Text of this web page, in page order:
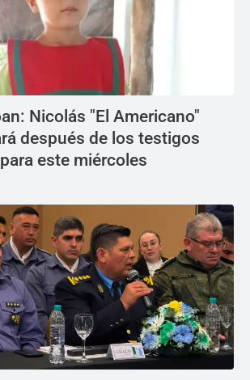
Nicolás "El Americano"
después de los testigos
este miércoles